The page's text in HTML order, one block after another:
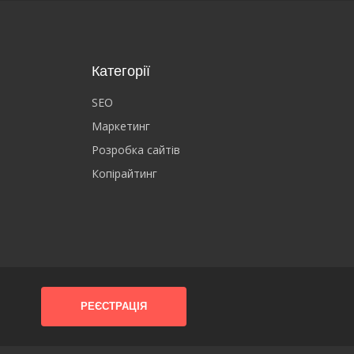
Категорії
SEO
Маркетинг
Розробка сайтів
Копірайтинг
РЕЄСТРАЦІЯ